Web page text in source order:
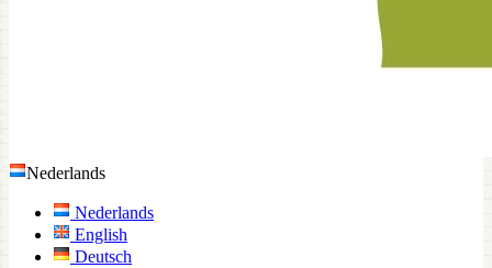
Nederlands
Nederlands
English
Deutsch